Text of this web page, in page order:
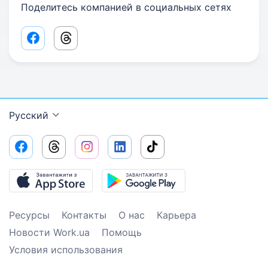
Поделитесь компанией в социальных сетях
Facebook share link
Threads share link
Русский
Ресурсы Контакты О нас
Карьера
Новости Work.ua
Помощь
Условия использования